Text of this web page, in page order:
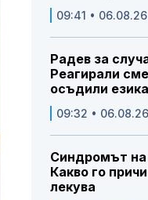
09:41 • 06.08.26
Радев за
Реагирали
осъдили
09:32 • 06.08.26
Синдромът на
Какво го
лекува